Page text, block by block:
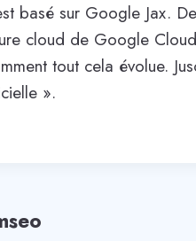
basé sur Google Jax.
cloud de Google
tout cela évolue.
».